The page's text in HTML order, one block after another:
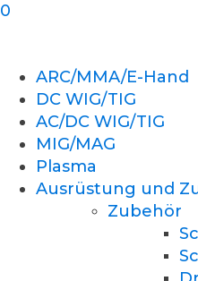
0
ARC/MMA/E-Hand
DC WIG/TIG
AC/DC WIG/TIG
MIG/MAG
Plasma
Ausrüstung und
Zubehör